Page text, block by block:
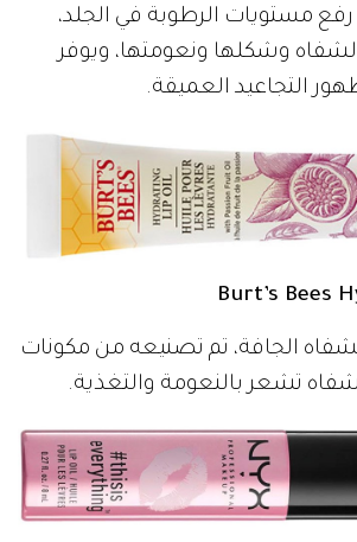
رفع مستويات الرطوبة في الجلد،
وشكلها ونعومتها، ويوفر
التجاعيد العميقة.
Burt’s Bees
الجافة، تم تصنيعه من مكونات
تشعر بالنعومة والتغذية.